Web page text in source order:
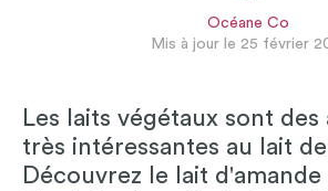
Océane Co
Mis à jour le 25 février
Les laits végétaux sont
très intéressantes au lait
Découvrez le lait d'amande